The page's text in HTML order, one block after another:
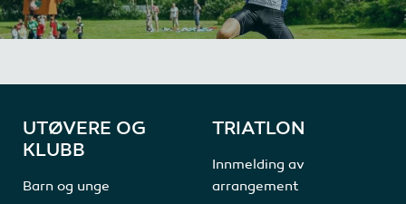
UTØVERE OG
KLUBB
Barn og unge
TRIATLON
Innmelding av
arrangement